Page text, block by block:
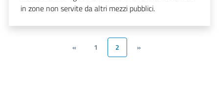
in zone non servite da altri mezzi pubblici.
« 1 2 »